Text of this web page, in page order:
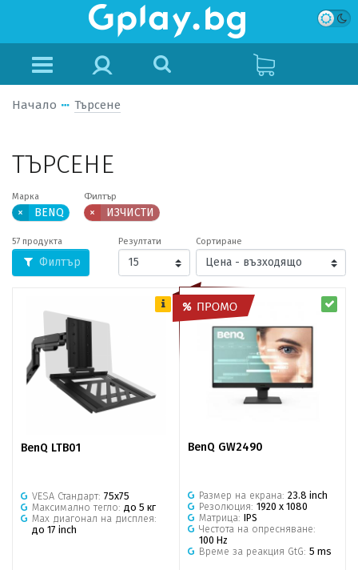
Начало Търсене
ТЪРСЕНЕ
Марка
× BENQ
Филтър
× ИЗЧИСТИ
57 продукта
Филтър
Резултати Сортиране
BenQ LTB01
VESA Стандарт: 75х75
Максимално тегло: до 5 кг
Max диагонал на дисплея:
до 17 inch
BenQ GW2490
Размер на екрана: 23.8 inch
Резолюция: 1920 x 1080
Матрица: IPS
Честота на опресняване:
100 Hz
Време за реакция GtG: 5 ms